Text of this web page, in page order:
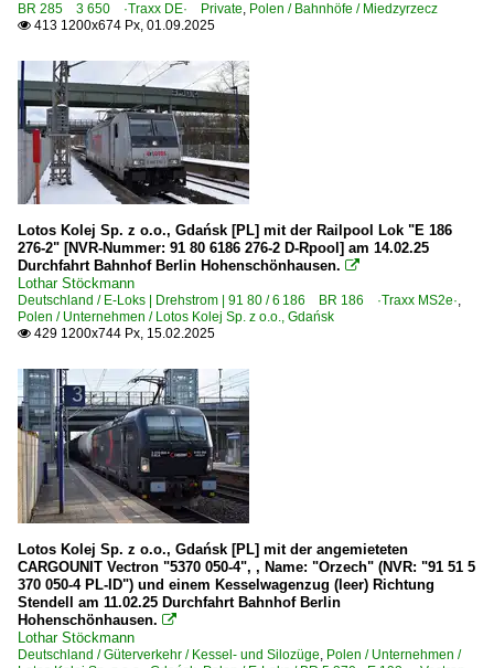
BR 285 3 650 ·Traxx DE· Private, Polen / Bahnhöfe / Miedzyrzecz
 413 1200x674 Px, 01.09.2025
Lotos Kolej Sp. z o.o., Gdańsk [PL] mit der Railpool Lok "E 186
276-2" [NVR-Nummer: 91 80 6186 276-2 D-Rpool] am 14.02.25
Durchfahrt Bahnhof Berlin Hohenschönhausen. 
Lothar Stöckmann
Deutschland / E-Loks | Drehstrom | 91 80 / 6 186 BR 186 ·Traxx MS2e·,
Polen / Unternehmen / Lotos Kolej Sp. z o.o., Gdańsk
 429 1200x744 Px, 15.02.2025
Lotos Kolej Sp. z o.o., Gdańsk [PL] mit der angemieteten
CARGOUNIT Vectron "5370 050-4", , Name: "Orzech" (NVR: "91 51 5
370 050-4 PL-ID") und einem Kesselwagenzug (leer) Richtung
Stendell am 11.02.25 Durchfahrt Bahnhof Berlin
Hohenschönhausen. 
Lothar Stöckmann
Deutschland / Güterverkehr / Kessel- und Silozüge, Polen / Unternehmen /